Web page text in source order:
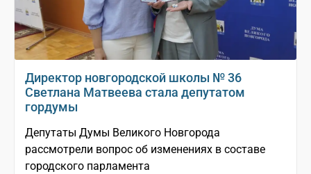
Директор новгородской школы № 36
Светлана Матвеева стала депутатом
гордумы
Депутаты Думы Великого Новгорода
рассмотрели вопрос об изменениях в составе
городского парламента